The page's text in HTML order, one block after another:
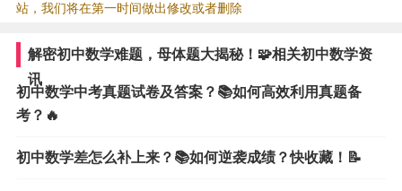
站，我们将在第一时间做出修改或者删除
解密初中数学难题，母体题大揭秘！🧩相关初中数学资
讯
初中数学中考真题试卷及答案？📚如何高效利用真题备
考？🔥
初中数学差怎么补上来？📚如何逆袭成绩？快收藏！📝